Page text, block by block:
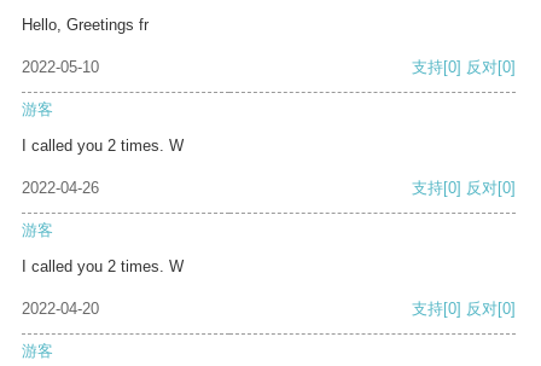
Hello, Greetings fr
2022-05-10 支持[0] 反对[0]
游客
I called you 2 times. W
2022-04-26 支持[0] 反对[0]
游客
I called you 2 times. W
2022-04-20 支持[0] 反对[0]
游客